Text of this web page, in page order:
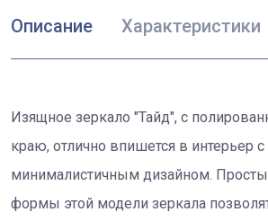
Описание Характеристики
Изящное зеркало "Тайд", с
краю, отлично впишется в интерьер
минималистичным дизайном.
формы этой модели зеркала